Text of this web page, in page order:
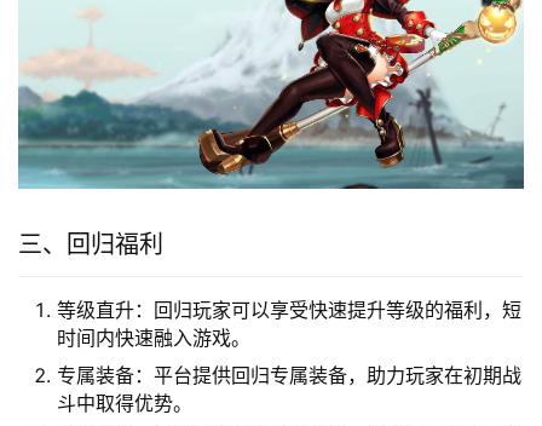
三、回归福利
等级直升：回归玩家可以享受快速提升等级的福利，短
时间内快速融入游戏。
专属装备：平台提供回归专属装备，助力玩家在初期战
斗中取得优势。